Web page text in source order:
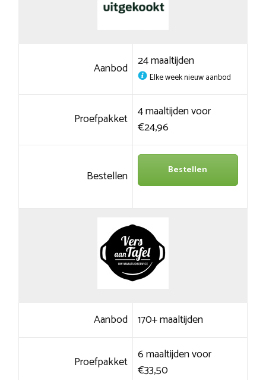
Aanbod 24 maaltijden
Elke week nieuw aanbod
Proefpakket 4 maaltijden voor
€24,96
Bestellen Bestellen
Aanbod 170+ maaltijden
Proefpakket 6 maaltijden voor
€33,50